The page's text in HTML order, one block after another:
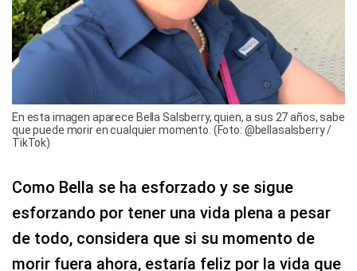
En esta imagen aparece Bella Salsberry, quien, a sus 27 años, sabe
que puede morir en cualquier momento. (Foto: @bellasalsberry /
TikTok)
Como Bella se ha esforzado y se sigue
esforzando por tener una vida plena a pesar
de todo, considera que si su momento de
morir fuera ahora, estaría feliz por la vida que